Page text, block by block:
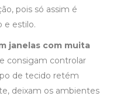
pois só assim é
e estilo.
janelas com muita
consigam controlar
de tecido retém
deixam os ambientes